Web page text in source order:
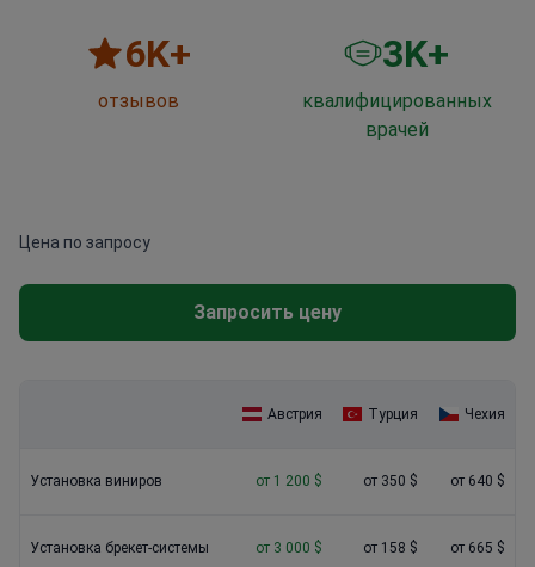
6K+
отзывов
3K+
квалифицированных
врачей
Цена по запросу
Запросить цену
Австрия Турция Чехия
Установка виниров от 1 200 $ от 350 $ от 640 $
Установка брекет-системы от 3 000 $ от 158 $ от 665 $